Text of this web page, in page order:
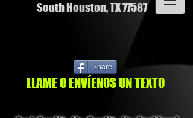
South Houston, TX 77587
Share
LLAME O ENVÍENOS UN TEXTO